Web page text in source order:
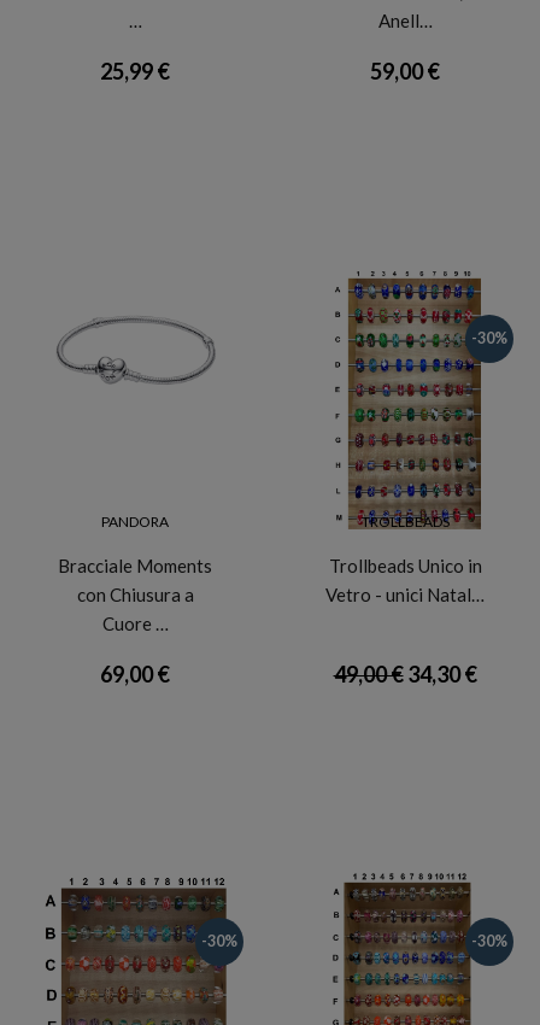
…
25,99 €
Anell…
59,00 €
PANDORA
Bracciale Moments
con Chiusura a
Cuore …
69,00 €
-30%
TROLLBEADS
Trollbeads Unico in
Vetro - unici Natal…
49,00 €34,30 €
-30% -30%